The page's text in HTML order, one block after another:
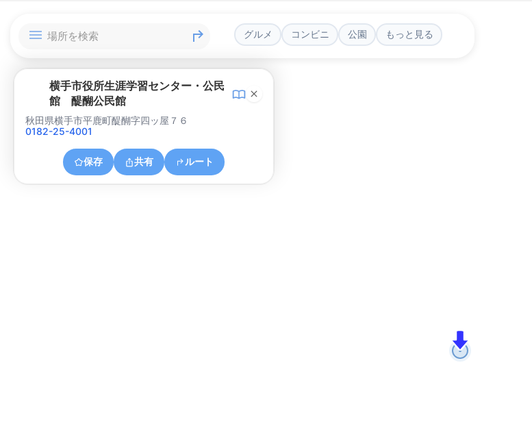
グルメ コンビニ 公園 もっと見る
横手市役所生涯学習センター・公民
館 醍醐公民館
秋田県横手市平鹿町醍醐字四ッ屋７６
0182-25-4001
保存 共有 ルート